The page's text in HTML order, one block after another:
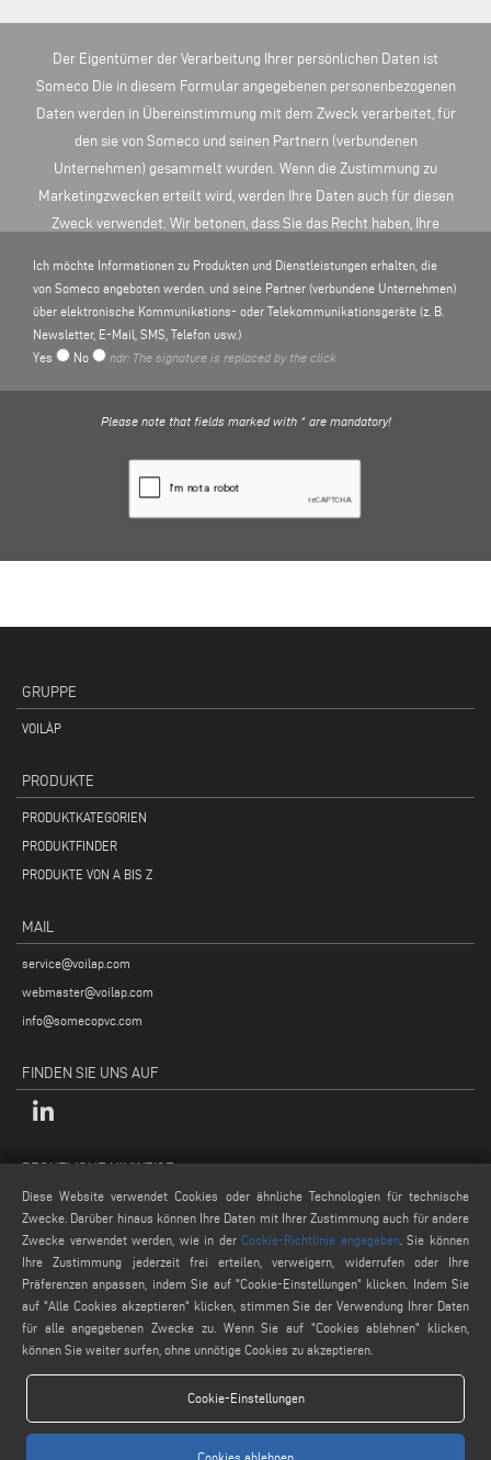
Der Eigentümer der Verarbeitung Ihrer persönlichen Daten ist
Someco Die in diesem Formular angegebenen personenbezogenen
Daten werden in Übereinstimmung mit dem Zweck verarbeitet, für
den sie von Someco und seinen Partnern (verbundenen
Unternehmen) gesammelt wurden. Wenn die Zustimmung zu
Marketingzwecken erteilt wird, werden Ihre Daten auch für diesen
Zweck verwendet. Wir betonen, dass Sie das Recht haben, Ihre
Widerruf. Weitere Informationen zur Verarbeitung
personenbezogener Daten finden Sie hier
DATENSCHUTZBESTIMMUNGEN
Ich möchte Informationen zu Produkten und Dienstleistungen erhalten, die
von Someco angeboten werden. und seine Partner (verbundene Unternehmen)
über elektronische Kommunikations- oder Telekommunikationsgeräte (z. B.
Newsletter, E-Mail, SMS, Telefon usw.)
Yes
No ndr: The signature is replaced by the click
Please note that fields marked with * are mandatory!
GRUPPE
VOILÀP
PRODUKTE
PRODUKTKATEGORIEN
PRODUKTFINDER
PRODUKTE VON A BIS Z
MAIL
service@voilap.com
webmaster@voilap.com
info@somecopvc.com
FINDEN SIE UNS AUF
RECHTLICHE HINWEISE
Datenschutzpolitik
Rechtliche Hinweise
Cookie-Politik
Allgemeine Verkaufsbedingungen
Diese Website verwendet Cookies oder ähnliche Technologien für technische
Zwecke. Darüber hinaus können Ihre Daten mit Ihrer Zustimmung auch für andere
Zwecke verwendet werden, wie in der Cookie-Richtlinie angegeben. Sie können
Ihre Zustimmung jederzeit frei erteilen, verweigern, widerrufen oder Ihre
Präferenzen anpassen, indem Sie auf "Cookie-Einstellungen" klicken. Indem Sie
auf "Alle Cookies akzeptieren" klicken, stimmen Sie der Verwendung Ihrer Daten
für alle angegebenen Zwecke zu. Wenn Sie auf "Cookies ablehnen" klicken,
können Sie weiter surfen, ohne unnötige Cookies zu akzeptieren.
Cookie-Einstellungen